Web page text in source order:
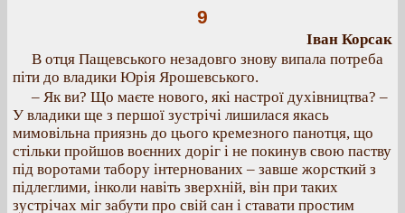
9
Іван Корсак
В отця Пащевського незадовго знову випала потреба
піти до владики Юрія Ярошевського.
– Як ви? Що маєте нового, які настрої духівництва? –
У владики ще з першої зустрічі лишилася якась
мимовільна приязнь до цього кремезного панотця, що
стільки пройшов воєнних доріг і не покинув свою паству
під воротами табору інтернованих – завше жорсткий з
підлеглими, інколи навіть зверхній, він при таких
зустрічах міг забути про свій сан і ставати простим